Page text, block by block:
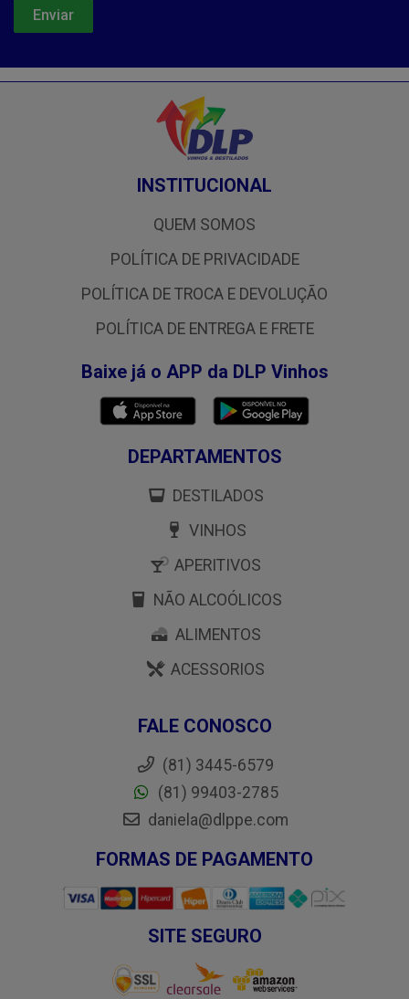
INSTITUCIONAL
QUEM SOMOS
POLÍTICA DE PRIVACIDADE
POLÍTICA DE TROCA E DEVOLUÇÃO
POLÍTICA DE ENTREGA E FRETE
Baixe já o APP da DLP Vinhos
DEPARTAMENTOS
DESTILADOS
VINHOS
APERITIVOS
NÃO ALCOÓLICOS
ALIMENTOS
ACESSORIOS
FALE CONOSCO
(81) 3445-6579
(81) 99403-2785
daniela@dlppe.com
FORMAS DE PAGAMENTO
SITE SEGURO